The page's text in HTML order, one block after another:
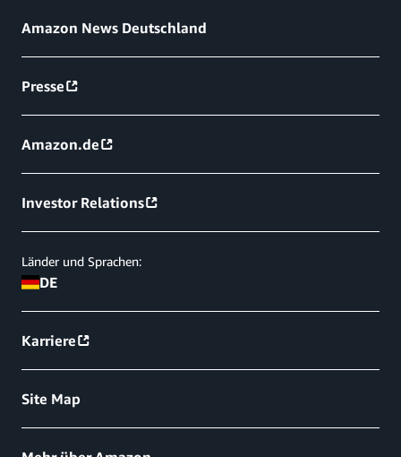
Amazon News Deutschland
Presse
Amazon.de
Investor Relations
Länder und Sprachen:
DE
Karriere
Site Map